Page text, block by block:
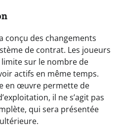
conçu des changements
de contrat. Les joueurs
sur le nombre de
actifs en même temps.
en œuvre permette de
il ne s’agit pas
qui sera présentée